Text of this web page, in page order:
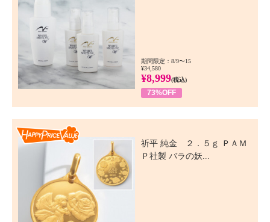
期間限定：8/9〜15
¥34,580
¥8,999(税込)
73%OFF
祈平 純金 ２．５ｇ ＰＡＭ
Ｐ社製 バラの妖...